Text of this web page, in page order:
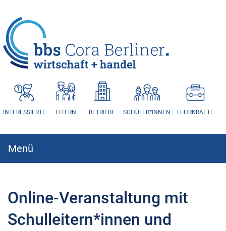
HAUPTNAVIGATION
INTERESSIERTE ELTERN BETRIEBE SCHÜLER*INNEN LEHRKRÄFTE
Hauptnavigation
Menü
Online-Veranstaltung mit
Schulleitern*innen und